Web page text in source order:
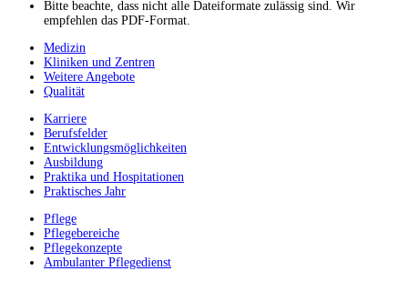
Bitte beachte, dass nicht alle Dateiformate zulässig sind. Wir
empfehlen das PDF-Format.
Medizin
Kliniken und Zentren
Weitere Angebote
Qualität
Karriere
Berufsfelder
Entwicklungsmöglichkeiten
Ausbildung
Praktika und Hospitationen
Praktisches Jahr
Pflege
Pflegebereiche
Pflegekonzepte
Ambulanter Pflegedienst